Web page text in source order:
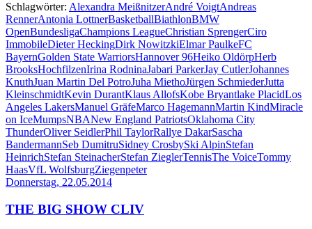
Schlagwörter: Alexandra MeißnitzerAndré VoigtAndreas
RennerAntonia LottnerBasketballBiathlonBMW
OpenBundesligaChampions LeagueChristian SprengerCiro
ImmobileDieter HeckingDirk NowitzkiElmar PaulkeFC
BayernGolden State WarriorsHannover 96Heiko OldörpHerb
BrooksHochfilzenIrina RodninaJabari ParkerJay CutlerJohannes
KnuthJuan Martin Del PotroJuha MiethoJürgen SchmiederJutta
KleinschmidtKevin DurantKlaus AllofsKobe Bryantlake PlacidLos
Angeles LakersManuel GräfeMarco HagemannMartin KindMiracle
on IceMumpsNBANew England PatriotsOklahoma City
ThunderOliver SeidlerPhil TaylorRallye DakarSascha
BandermannSeb DumitruSidney CrosbySki AlpinStefan
HeinrichStefan SteinacherStefan ZieglerTennisThe VoiceTommy
HaasVfL WolfsburgZiegenpeter
Donnerstag, 22.05.2014
THE BIG SHOW CLIV